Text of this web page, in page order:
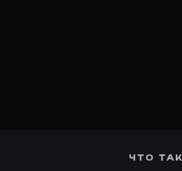
ЧТО